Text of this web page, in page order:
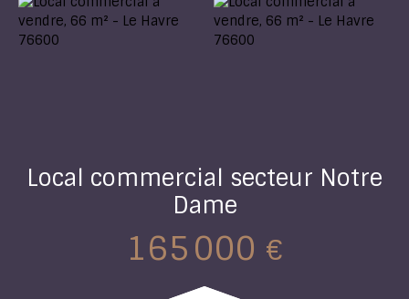
Local commercial secteur Notre
Dame
165 000 €